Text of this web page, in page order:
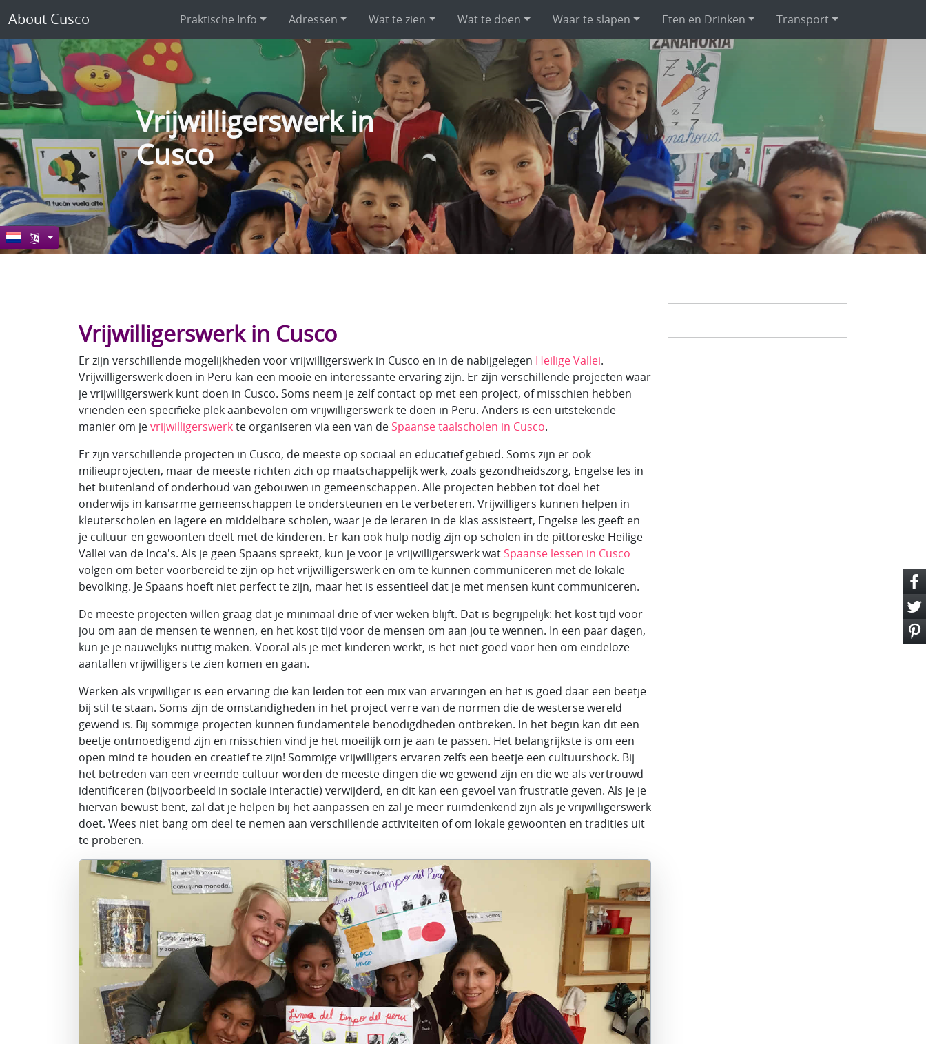
About Cusco Praktische Info Adressen Wat te zien Wat te doen Waar te slapen Eten en Drinken Transport
Vrijwilligerswerk in
Cusco
Vrijwilligerswerk in Cusco
Er zijn verschillende mogelijkheden voor vrijwilligerswerk in Cusco en in de nabijgelegen Heilige Vallei.
Vrijwilligerswerk doen in Peru kan een mooie en interessante ervaring zijn. Er zijn verschillende projecten waar
je vrijwilligerswerk kunt doen in Cusco. Soms neem je zelf contact op met een project, of misschien hebben
vrienden een specifieke plek aanbevolen om vrijwilligerswerk te doen in Peru. Anders is een uitstekende
manier om jevrijwilligerswerkte organiseren via een van de Spaanse taalscholen in Cusco.
Er zijn verschillende projecten in Cusco, de meeste op sociaal en educatief gebied. Soms zijn er ook
milieuprojecten, maar de meeste richten zich op maatschappelijk werk, zoals gezondheidszorg, Engelse les in
het buitenland of onderhoud van gebouwen in gemeenschappen. Alle projecten hebben tot doel het
onderwijs in kansarme gemeenschappen te ondersteunen en te verbeteren. Vrijwilligers kunnen helpen in
kleuterscholen en lagere en middelbare scholen, waar je de leraren in de klas assisteert, Engelse les geeft en
je cultuur en gewoonten deelt met de kinderen. Er kan ook hulp nodig zijn op scholen in de pittoreske Heilige
Vallei van de Inca's. Als je geen Spaans spreekt, kun je voor je vrijwilligerswerk wat Spaanse lessen in Cusco
volgen om beter voorbereid te zijn op het vrijwilligerswerk en om te kunnen communiceren met de lokale
bevolking. Je Spaans hoeft niet perfect te zijn, maar het is essentieel dat je met mensen kunt communiceren.
De meeste projecten willen graag dat je minimaal drie of vier weken blijft. Dat is begrijpelijk: het kost tijd voor
jou om aan de mensen te wennen, en het kost tijd voor de mensen om aan jou te wennen. In een paar dagen,
kun je je nauwelijks nuttig maken. Vooral als je met kinderen werkt, is het niet goed voor hen om eindeloze
aantallen vrijwilligers te zien komen en gaan.
Werken als vrijwilliger is een ervaring die kan leiden tot een mix van ervaringen en het is goed daar een beetje
bij stil te staan. Soms zijn de omstandigheden in het project verre van de normen die de westerse wereld
gewend is. Bij sommige projecten kunnen fundamentele benodigdheden ontbreken. In het begin kan dit een
beetje ontmoedigend zijn en misschien vind je het moeilijk om je aan te passen. Het belangrijkste is om een
open mind te houden en creatief te zijn! Sommige vrijwilligers ervaren zelfs een beetje een cultuurshock. Bij
het betreden van een vreemde cultuur worden de meeste dingen die we gewend zijn en die we als vertrouwd
identificeren (bijvoorbeeld in sociale interactie) verwijderd, en dit kan een gevoel van frustratie geven. Als je je
hiervan bewust bent, zal dat je helpen bij het aanpassen en zal je meer ruimdenkend zijn als je vrijwilligerswerk
doet. Wees niet bang om deel te nemen aan verschillende activiteiten of om lokale gewoonten en tradities uit
te proberen.